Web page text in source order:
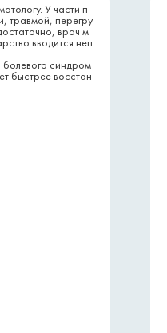
У части п
травмой, перегру
врач м
вводится неп
болевого синдром
быстрее восстан